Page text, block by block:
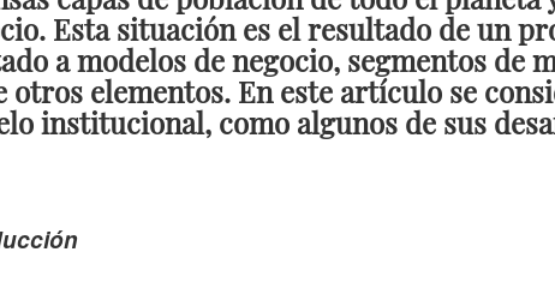
Esta situación es el resultado de un
a modelos de negocio, segmentos
otros elementos. En este artículo se
institucional, como algunos de sus